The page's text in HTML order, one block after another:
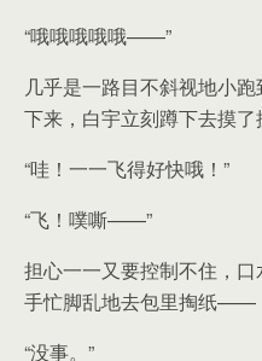
“哦哦哦哦哦——”
几乎是一路目不斜视地小
下来，白宇立刻蹲下去摸了
“哇！一一飞得好快哦！”
“飞！噗嘶——”
担心一一又要控制不住，
手忙脚乱地去包里掏纸——
“没事。”